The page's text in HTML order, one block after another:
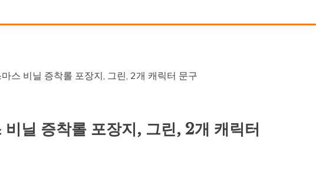
스 비닐 증착롤 포장지, 그린, 2개 캐릭터 문구
닐 증착롤 포장지, 그린, 2개 캐릭터